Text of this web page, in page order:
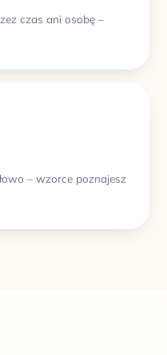
czas ani osobę –
– wzorce poznajesz